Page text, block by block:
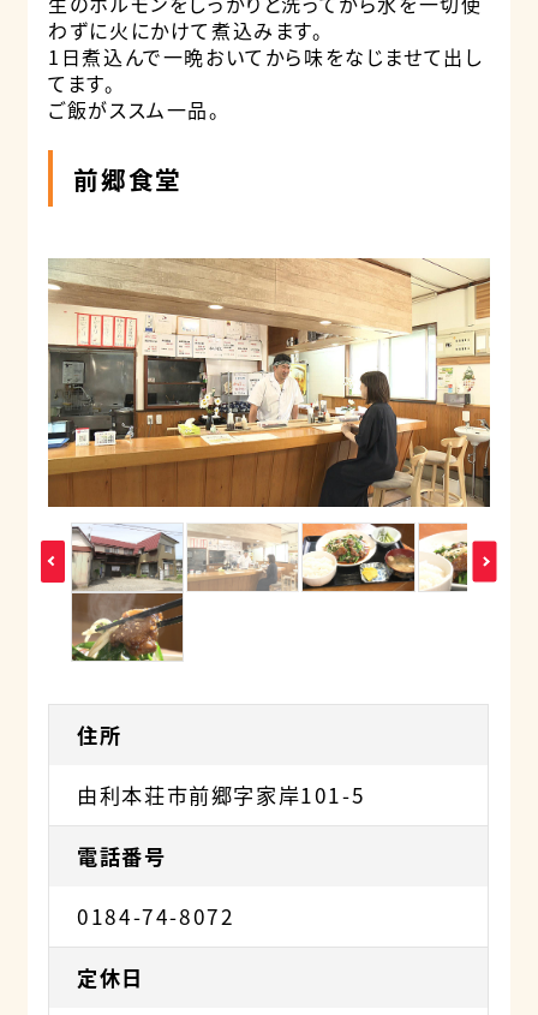
わずに火にかけて煮込みます。
1日煮込んで一晩おいてから味をなじませて出し
てます。
ご飯がススム一品。
前郷食堂
住所
由利本荘市前郷字家岸101-5
電話番号
0184-74-8072
定休日